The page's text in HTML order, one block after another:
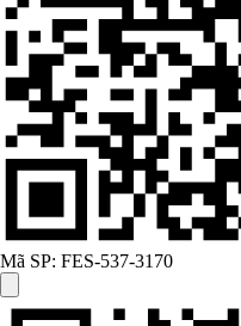
Mã SP: FES-537-3170